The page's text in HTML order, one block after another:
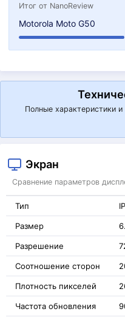
Итог от NanoReview
Motorola Moto G50
Полные характеристики
Экран
Сравнение параметров
Тип
Размер
Разрешение
Соотношение сторон
Плотность пикселей
Частота обновления